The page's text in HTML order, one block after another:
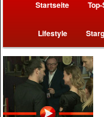
Startseite
Lifestyle